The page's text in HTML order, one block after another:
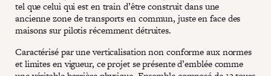
tel que celui qui est en train d’être construit dans une
ancienne zone de transports en commun, juste en face des
maisons sur pilotis récemment détruites.
Caractérisé par une verticalisation non conforme aux normes
et limites en vigueur, ce projet se présente d’emblée comme